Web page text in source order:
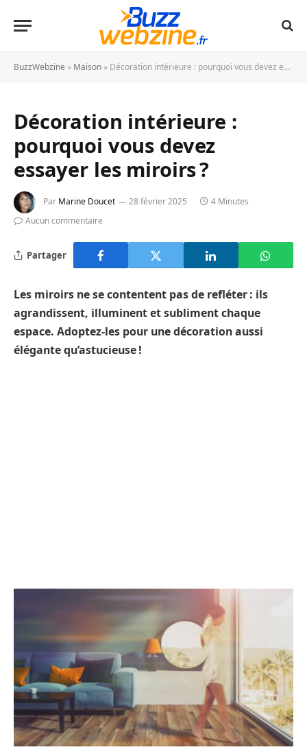
BuzzWebzine » Maison » Décoration intérieure : pourquoi vous devez essayer les miroirs ?
Décoration intérieure :
pourquoi vous devez
essayer les miroirs ?
Par Marine Doucet 28 février 2025
4 Minutes
Aucun commentaire
Partager
Les miroirs ne se contentent pas de refléter : ils
agrandissent, illuminent et subliment chaque
espace. Adoptez-les pour une décoration aussi
élégante qu’astucieuse !